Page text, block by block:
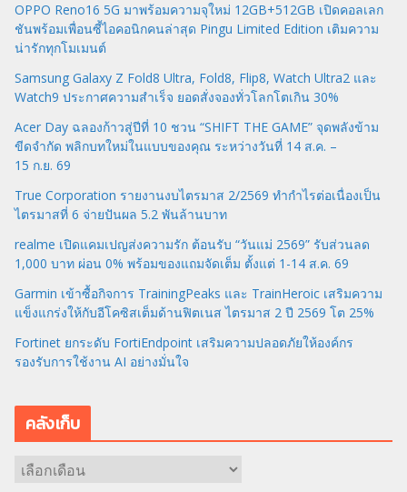
OPPO Reno16 5G มาพร้อมความจุใหม่ 12GB+512GB เปิดคอลเลก
ชันพร้อมเพื่อนซี้ไอคอนิกคนล่าสุด Pingu Limited Edition เติมความ
น่ารักทุกโมเมนต์
Samsung Galaxy Z Fold8 Ultra, Fold8, Flip8, Watch Ultra2 และ
Watch9 ประกาศความสำเร็จ ยอดสั่งจองทั่วโลกโตเกิน 30%
Acer Day ฉลองก้าวสู่ปีที่ 10 ชวน “SHIFT THE GAME” จุดพลังข้าม
ขีดจำกัด พลิกบทใหม่ในแบบของคุณ ระหว่างวันที่ 14 ส.ค. –
15 ก.ย. 69
True Corporation รายงานงบไตรมาส 2/2569 ทำกำไรต่อเนื่องเป็น
ไตรมาสที่ 6 จ่ายปันผล 5.2 พันล้านบาท
realme เปิดแคมเปญส่งความรัก ต้อนรับ “วันแม่ 2569” รับส่วนลด
1,000 บาท ผ่อน 0% พร้อมของแถมจัดเต็ม ตั้งแต่ 1-14 ส.ค. 69
Garmin เข้าซื้อกิจการ TrainingPeaks และ TrainHeroic เสริมความ
แข็งแกร่งให้กับอีโคซิสเต็มด้านฟิตเนส ไตรมาส 2 ปี 2569 โต 25%
Fortinet ยกระดับ FortiEndpoint เสริมความปลอดภัยให้องค์กร
รองรับการใช้งาน AI อย่างมั่นใจ
คลังเก็บ